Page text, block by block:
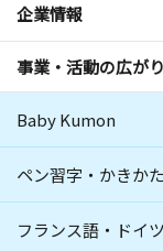
企業情報
事業・活動の広がり
Baby Kumon
ペン習字・かきか
フランス語・ドイ